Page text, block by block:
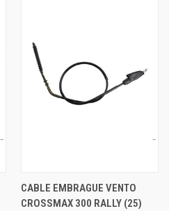
CABLE EMBRAGUE VENTO
CROSSMAX 300 RALLY (25)